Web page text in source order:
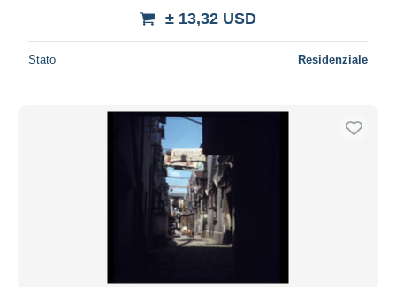
± 13,32 USD
Stato Residenziale